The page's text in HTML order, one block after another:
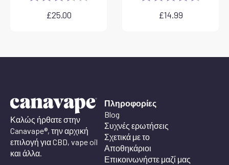
£25.00 £14.99
Καλώς ήρθατε στην
Canavape®, την αρχική
επιλογή για CBD, vape oil
και άλλα.
Πληροφορίες
Blog
Συχνές ερωτήσεις
Σχετικά με το
Αποθηκάριοι
Επικοινωνήστε μαζί μας